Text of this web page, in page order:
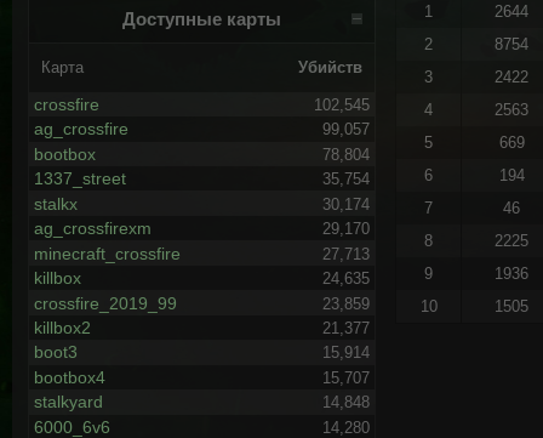
Доступные карты
Карта Убийств
crossfire 102,545
ag_crossfire 99,057
bootbox 78,804
1337_street 35,754
stalkx 30,174
ag_crossfirexm 29,170
minecraft_crossfire 27,713
killbox 24,635
crossfire_2019_99 23,859
killbox2 21,377
boot3 15,914
bootbox4 15,707
stalkyard 14,848
6000_6v6 14,280
1
2644
2
8754
3
2422
4
2563
5
669
6
194
7
46
8
2225
9
1936
10
1505